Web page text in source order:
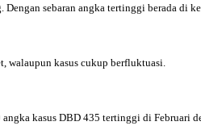
sebaran angka tertinggi berada di
walaupun kasus cukup berfluktuasi.
kasus DBD 435 tertinggi di Februari